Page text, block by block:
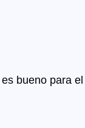
es bueno para